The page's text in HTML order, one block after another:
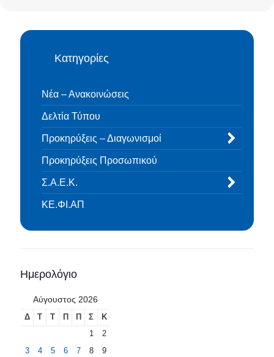
Κατηγορίες
Νέα – Ανακοινώσεις
Δελτία Τύπου
Προκηρύξεις – Διαγωνισμοί
Προκηρύξεις Προσωπικού
Σ.Α.Ε.Κ.
ΚΕ.ΦΙ.ΑΠ
Ημερολόγιο
Αύγουστος 2026
Δ Τ Τ Π Π Σ
Κ
1
2
3
4 5 6 7 8
9